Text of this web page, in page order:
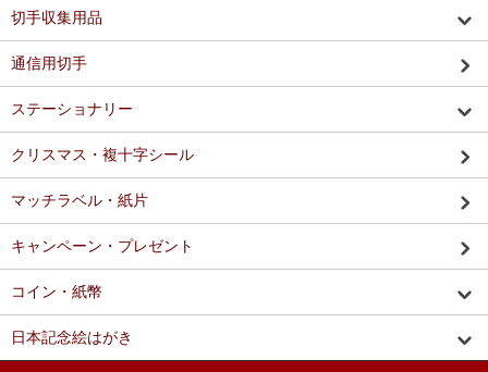
切手収集用品
通信用切手
ステーショナリー
クリスマス・複十字シール
マッチラベル・紙片
キャンペーン・プレゼント
コイン・紙幣
日本記念絵はがき